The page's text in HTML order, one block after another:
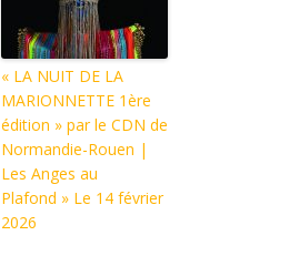
« LA NUIT DE LA
MARIONNETTE 1ère
édition » par le CDN de
Normandie-Rouen |
Les Anges au
Plafond » Le 14 février
2026